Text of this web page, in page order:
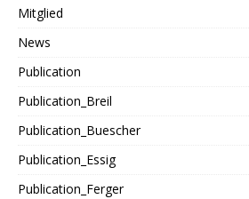
Mitglied
News
Publication
Publication_Breil
Publication_Buescher
Publication_Essig
Publication_Ferger